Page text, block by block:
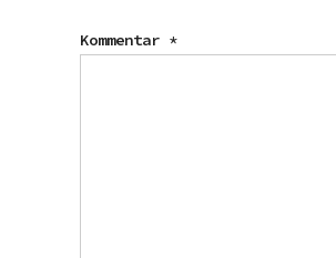
Kommentar *